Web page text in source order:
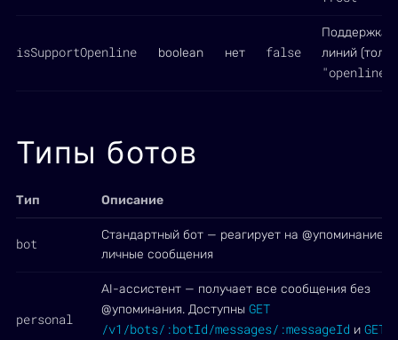
isSupportOpenline boolean нет false
Поддержка
линий
"openline"
Типы ботов
Тип Описание
bot
Стандартный бот — реагирует на @упоминание и
личные сообщения
personal
AI-ассистент — получает все сообщения без
@упоминания. Доступны GET
/v1/bots/:botId/messages/:messageId и GET